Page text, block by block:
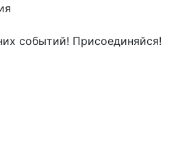
событий! Присоединяйся!